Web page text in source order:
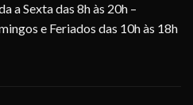
a Sexta das 8h às 20h –
e Feriados das 10h às 18h